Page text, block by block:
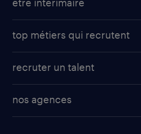
créer un compte candidat
être intérimaire
app talent / portail web
top métiers qui recrutent
recruter un talent
solutions opérationnelles
nos agences